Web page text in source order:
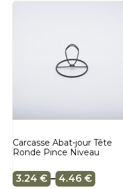
Carcasse Abat-jour Tête
Ronde Pince Niveau
3.24 € – 4.46 €